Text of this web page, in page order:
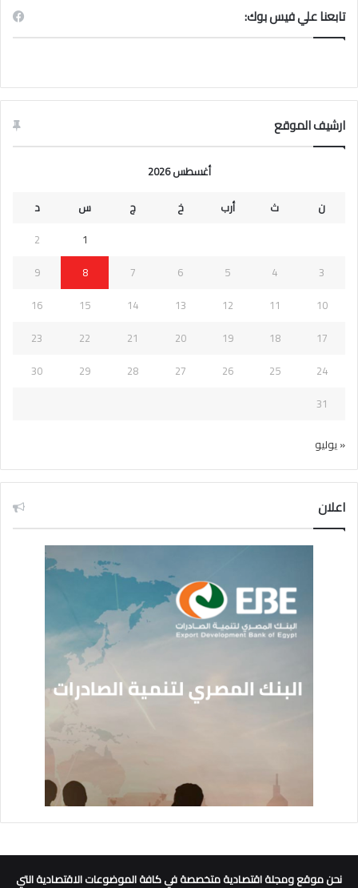
تابعنا علي فيس بوك:
ارشيف الموقع
أغسطس 2026
ن
ث أرب خ ج س
د
1
2
3
4
5
6
7
8
9
10
11
12
13
14
15
16
17
18
19
20
21
22
23
24
25
26
27
28
29
30
31
« يوليو
اعلان
نحن موقع ومجلة اقتصادية متخصصة في كافة الموضوعات الاقتصادية التي